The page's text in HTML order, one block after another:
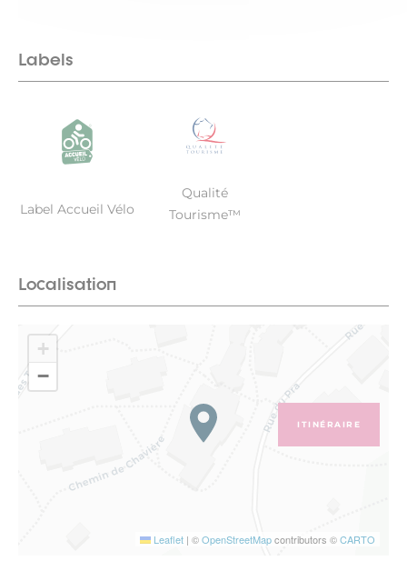
Labels
Label Accueil Vélo
Qualité
Tourisme™
Localisation
+
−
Leaflet | ©OpenStreetMapcontributors ©CARTO
ITINÉRAIRE